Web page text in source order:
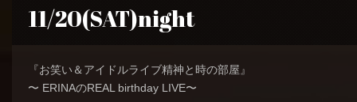
11/20(SAT)night
『お笑い＆アイドルライブ精神と時の部屋』
〜 ERINAのREAL birthday LIVE〜